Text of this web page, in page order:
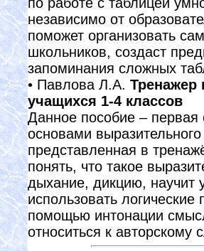
независимо от
поможет организовать
школьников, создаст
запоминания сложных
• Павлова Л.А. Тренажер
учащихся 1-4 классов
Данное пособие – первая
основами
представленная в
понять, что такое
дыхание, дикцию, научит
использовать
помощью интонации
относиться к авторскому